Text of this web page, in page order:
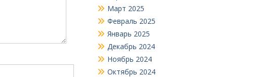
Март 2025
Февраль 2025
Январь 2025
Декабрь 2024
Ноябрь 2024
Октябрь 2024